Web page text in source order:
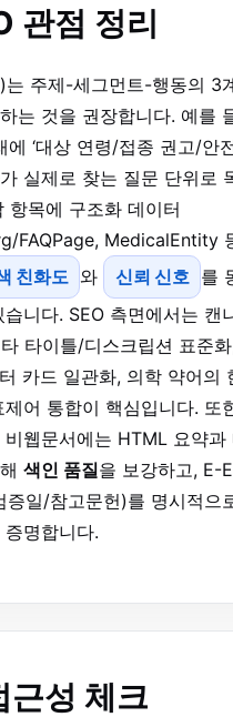
관점 정리
는 주제-세그먼트-행동의 3
는 것을 권장합니다. 예를
에 ‘대상 연령/접종 권고/안
실제로 찾는 질문 단위로
항목에 구조화 데이터
FAQPage, MedicalEntity
친화도 와 신뢰 신호 를
니다. SEO 측면에서는 캔
타 타이틀/디스크립션 표준
카드 일관화, 의학 약어의
어 통합이 핵심입니다. 또
비웹문서에는 HTML 요약과
색인 품질을 보강하고, E-
증일/참고문헌)를 명시적으
명합니다.
근성 체크